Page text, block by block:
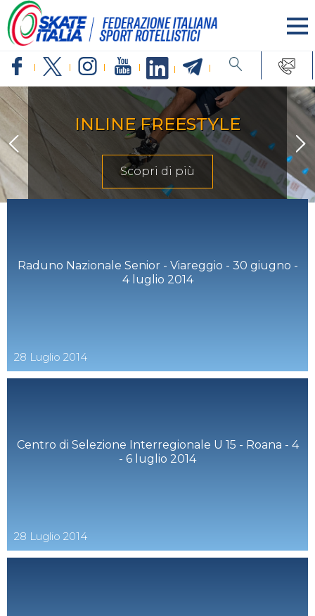
INLINE FREESTYLE
Scopri di più
Raduno Nazionale Senior - Viareggio - 30 giugno -
4 luglio 2014
28 Luglio 2014
Centro di Selezione Interregionale U 15 - Roana - 4
- 6 luglio 2014
28 Luglio 2014